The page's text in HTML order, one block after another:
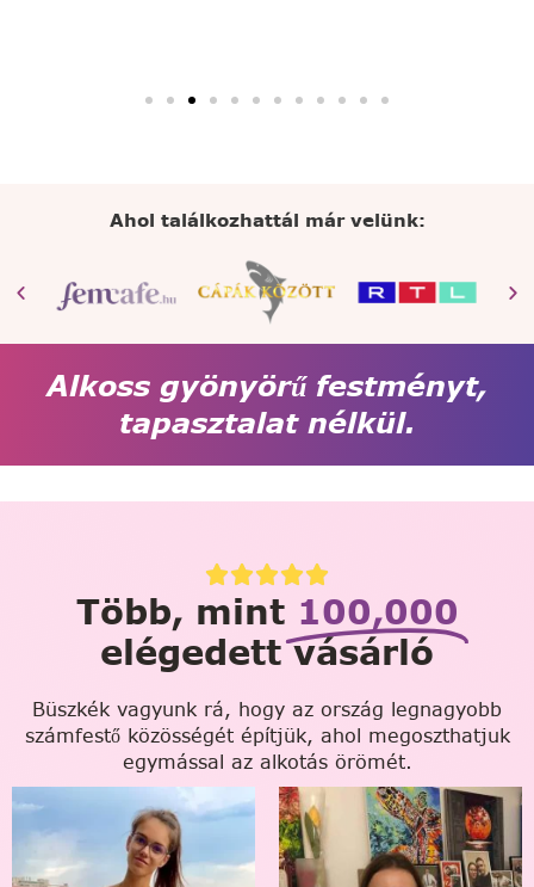
Ahol találkozhattál már velünk:
Alkoss gyönyörű festményt,
tapasztalat nélkül.
Több, mint 100,000
elégedett vásárló
Büszkék vagyunk rá, hogy az ország legnagyobb
számfestő közösségét építjük, ahol megoszthatjuk
egymással az alkotás örömét.